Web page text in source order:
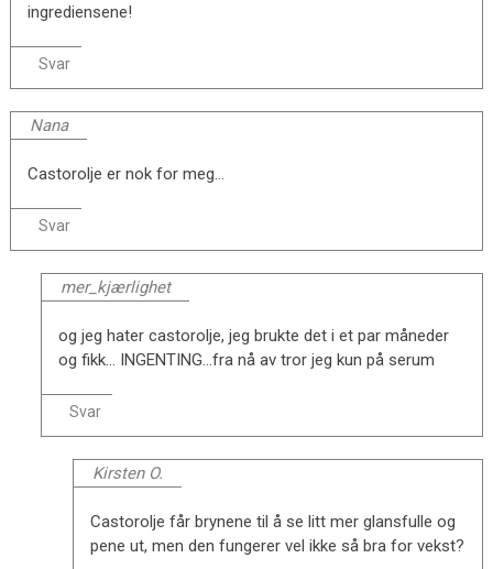
ingrediensene!
Svar
Nana
Castorolje er nok for meg…
Svar
mer_kjærlighet
og jeg hater castorolje, jeg brukte det i et par måneder
og fikk… INGENTING…fra nå av tror jeg kun på serum
Svar
Kirsten O.
Castorolje får brynene til å se litt mer glansfulle og
pene ut, men den fungerer vel ikke så bra for vekst?